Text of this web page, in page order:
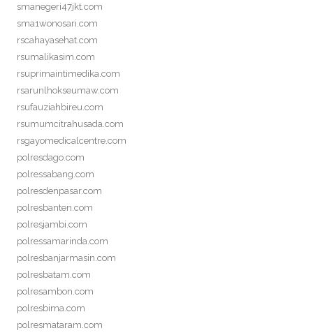
smanegeri47jkt.com
sma1wonosari.com
rscahayasehat.com
rsumalikasim.com
rsuprimaintimedika.com
rsarunlhokseumaw.com
rsufauziahbireu.com
rsumumcitrahusada.com
rsgayomedicalcentre.com
polresdago.com
polressabang.com
polresdenpasar.com
polresbanten.com
polresjambi.com
polressamarinda.com
polresbanjarmasin.com
polresbatam.com
polresambon.com
polresbima.com
polresmataram.com